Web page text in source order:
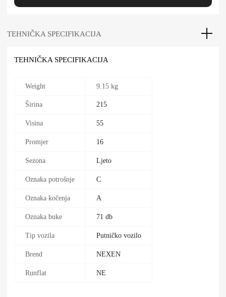
TEHNIČKA SPECIFIKACIJA
TEHNIČKA SPECIFIKACIJA
Weight 9.15 kg
Širina 215
Visina 55
Promjer 16
Sezona Ljeto
Oznaka potrošnje C
Oznaka kočenja A
Oznaka buke 71 db
Tip vozila Putničko vozilo
Brend NEXEN
Runflat NE